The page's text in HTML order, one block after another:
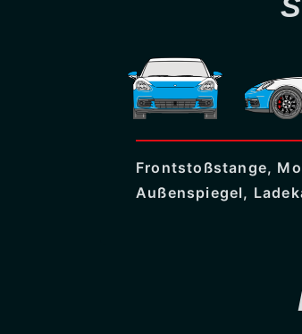
Frontstoßstange,
Außenspiegel,